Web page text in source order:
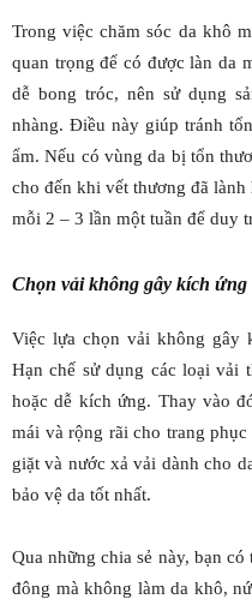
Trong việc chăm sóc da khô
quan trọng để có được làn da
dễ bong tróc, nên sử dụng
nhàng. Điều này giúp tránh
ẩm. Nếu có vùng da bị tổn
cho đến khi vết thương đã
mỗi 2 – 3 lần một tuần để duy
Chọn vải không gây kích ứng
Việc lựa chọn vải không gây
Hạn chế sử dụng các loại vải
hoặc dễ kích ứng. Thay vào
mái và rộng rãi cho trang
giặt và nước xả vải dành cho
bảo vệ da tốt nhất.
Qua những chia sẻ này, bạn
đông mà không làm da khô,